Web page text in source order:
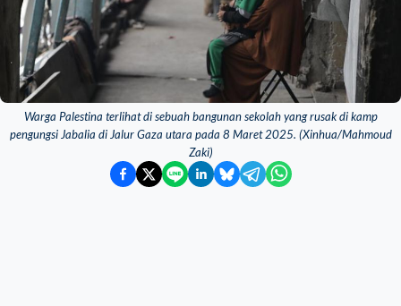
Warga Palestina terlihat di sebuah bangunan sekolah yang rusak di kamp
pengungsi Jabalia di Jalur Gaza utara pada 8 Maret 2025. (Xinhua/Mahmoud
Zaki)